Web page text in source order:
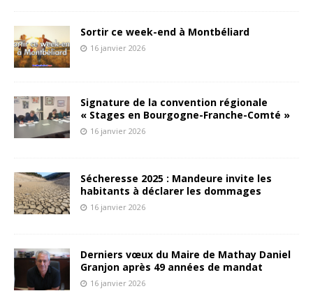
Sortir ce week-end à Montbéliard
16 janvier 2026
Signature de la convention régionale
« Stages en Bourgogne-Franche-Comté »
16 janvier 2026
Sécheresse 2025 : Mandeure invite les
habitants à déclarer les dommages
16 janvier 2026
Derniers vœux du Maire de Mathay Daniel
Granjon après 49 années de mandat
16 janvier 2026